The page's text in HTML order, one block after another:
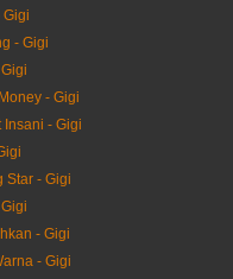
Gigi
- Gigi
- Gigi
Insani - Gigi
Star - Gigi
- Gigi
- Gigi